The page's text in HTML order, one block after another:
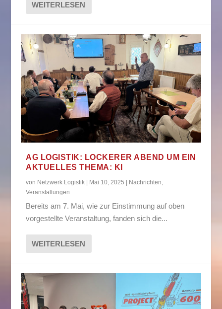
WEITERLESEN
AG LOGISTIK: LOCKERER ABEND UM EIN
AKTUELLES THEMA: KI
von Netzwerk Logistik | Mai 10, 2025 | Nachrichten,
Veranstaltungen
Bereits am 7. Mai, wie zur Einstimmung auf oben
vorgestellte Veranstaltung, fanden sich die...
WEITERLESEN